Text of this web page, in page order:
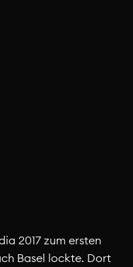
2017 zum ersten
Basel lockte. Dort